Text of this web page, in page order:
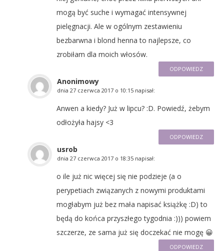
mogą być suche i wymagać intensywnej
pielęgnacji. Ale w ogólnym zestawieniu
bezbarwna i blond henna to najlepsze, co
zrobiłam dla moich włosów.
ODPOWIEDZ
Anonimowy
dnia 27 czerwca 2017 o 10:15 napisał:
Anwen a kiedy? Już w lipcu? :D. Powiedź, żebym
odłożyła hajsy <3
ODPOWIEDZ
usrob
dnia 27 czerwca 2017 o 18:35 napisał:
o ile już nic więcej się nie podzieje (a o
perypetiach związanych z nowymi produktami
mogłabym już bez mała napisać książkę :D) to
będą do końca przyszłego tygodnia :))) powiem
szczerze, ze sama już się doczekać nie mogę 😀
ODPOWIEDZ